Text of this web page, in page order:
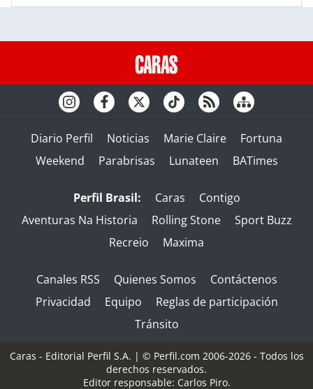
Diario Perfil Noticias Marie Claire
Fortuna
Weekend
Parabrisas Lunateen BATimes
Perfil Brasil: Caras
Contigo
Aventuras Na Historia
Rolling Stone
Sport Buzz
Recreio
Maxima
Canales RSS Quienes Somos
Contáctenos
Privacidad
Equipo
Reglas de participación
Tránsito
Caras - Editorial Perfil S.A. | © Perfil.com 2006-2026 - Todos los
derechos reservados.
Editor responsable: Carlos Piro.